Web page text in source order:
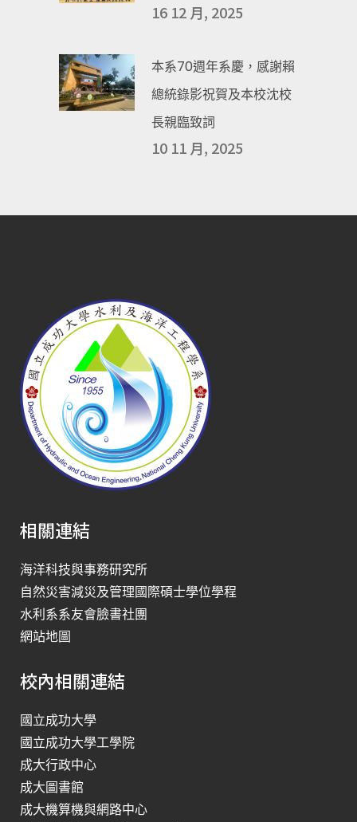
16 12 月, 2025
本系70週年系慶，感謝賴
總統錄影祝賀及本校沈校
長親臨致詞
10 11 月, 2025
相關連結
海洋科技與事務研究所
自然災害減災及管理國際碩士學位學程
水利系系友會臉書社團
網站地圖
校內相關連結
國立成功大學
國立成功大學工學院
成大行政中心
成大圖書館
成大機算機與網路中心